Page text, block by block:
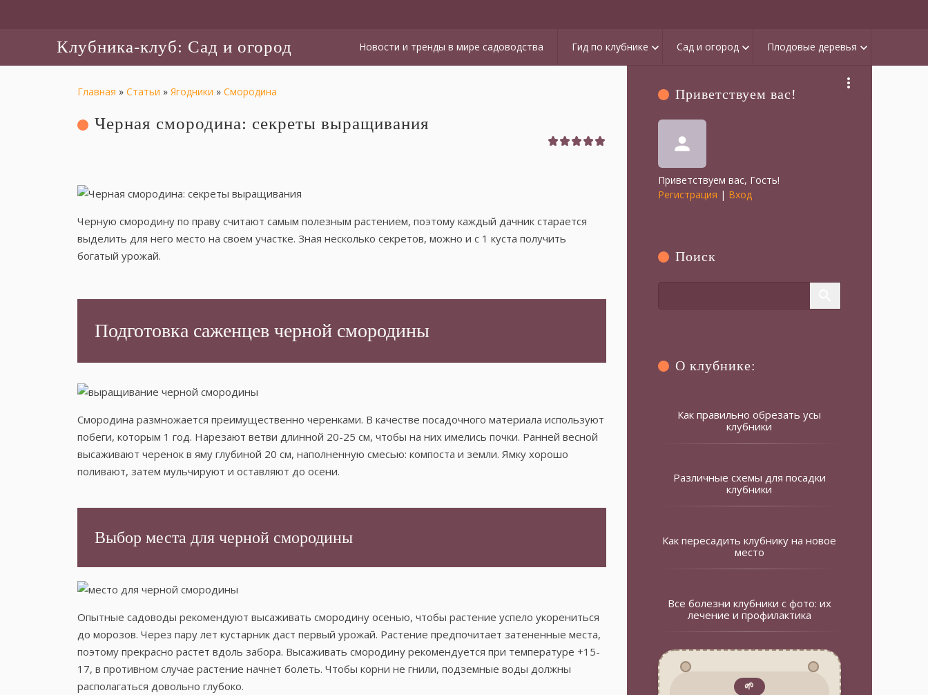
Клубника-клуб: Сад и огород Новости и тренды в мире садоводства Гид по клубнике keyboard_arrow_down Сад и огород keyboard_arrow_down Плодовые деревья keyboard_arrow_down
more_vert
Главная » Статьи » Ягодники » Смородина
Черная смородина: секреты выращивания
Черную смородину по праву считают самым полезным растением, поэтому каждый дачник старается
выделить для него место на своем участке. Зная несколько секретов, можно и с 1 куста получить
богатый урожай.
Подготовка саженцев черной смородины
Смородина размножается преимущественно черенками. В качестве посадочного материала используют
побеги, которым 1 год. Нарезают ветви длинной 20-25 см, чтобы на них имелись почки. Ранней весной
высаживают черенок в яму глубиной 20 см, наполненную смесью: компоста и земли. Ямку хорошо
поливают, затем мульчируют и оставляют до осени.
Выбор места для черной смородины
Опытные садоводы рекомендуют высаживать смородину осенью, чтобы растение успело укорениться
до морозов. Через пару лет кустарник даст первый урожай. Растение предпочитает затененные места,
поэтому прекрасно растет вдоль забора. Высаживать смородину рекомендуется при температуре +15-
17, в противном случае растение начнет болеть. Чтобы корни не гнили, подземные воды должны
располагаться довольно глубоко.
Приветствуем вас!
person
Приветствуем вас, Гость!
Регистрация | Вход
Поиск
О клубнике:
Как правильно обрезать усы
клубники
Различные схемы для посадки
клубники
Как пересадить клубнику на новое
место
Все болезни клубники с фото: их
лечение и профилактика
🌱